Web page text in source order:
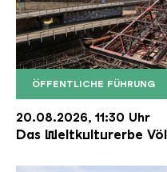
ÖFFENTLICHE FÜHRUNG
Der Erzschrägaufzug
Copyright:
20.08.2026, 11:30 Uhr
Das Weltkulturerbe